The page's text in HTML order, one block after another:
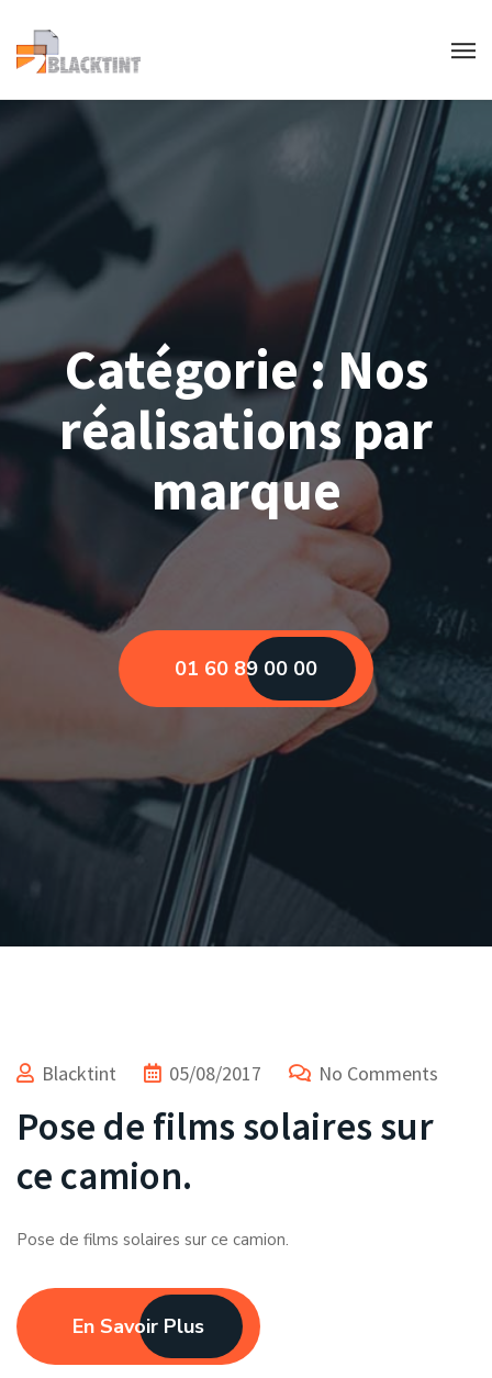
Catégorie :Nos
réalisations par
marque
01 60 89 00 00
Blacktint 05/08/2017 No Comments
Pose de films solaires sur
ce camion.
Pose de films solaires sur ce camion.
En Savoir Plus